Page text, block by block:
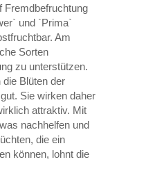
Fremdbefruchtung
und `Prima`
Am
Sorten
zu unterstützen.
Blüten der
Sie wirken daher
attraktiv. Mit
nachhelfen und
die ein
können, lohnt die